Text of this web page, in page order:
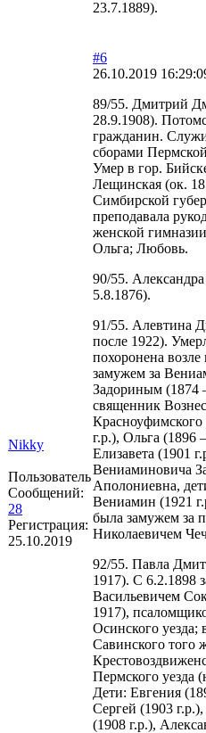
23.7.1889).
Nikky
Пользователь
Сообщений:
28
Регистрация:
25.10.2019
#6
26.10.2019
89/55. Дмитрий
28.9.1908).
гражданин.
сборами
Умер в гор.
Лещинская (ок.
Симбирской
преподавала
женской
Ольга; Любовь.
90/55.
5.8.1876).
91/55. Алевтина
после 1922).
похоронена
замужем за
Задориным (1874
священник
г.р.), Ольга (1896
Елизавета (1901
Вениаминовича
Аполониевна,
Вениамин (1921
была замужем за
Николаевичем
92/55. Павла
1917). С 6.2.1898
Васильевичем
1917),
Осинского уезда;
Савинского того
Пермского уезда
Дети: Евгения
Сергей (1903
(1908 г.р.),